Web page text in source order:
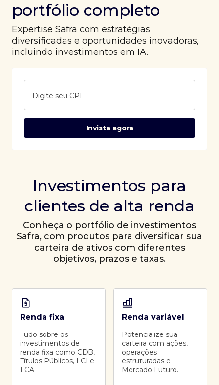
portfólio completo
Expertise Safra com estratégias
diversificadas e oportunidades inovadoras,
incluindo investimentos em IA.
Digite seu CPF
Invista agora
Investimentos para
clientes de alta renda
Conheça o portfólio de investimentos
Safra, com produtos para diversificar sua
carteira de ativos com diferentes
objetivos, prazos e taxas.
Renda fixa
Tudo sobre os
investimentos de
renda fixa como CDB,
Títulos Públicos, LCI e
LCA.
Renda variável
Potencialize sua
carteira com ações,
operações
estruturadas e
Mercado Futuro.